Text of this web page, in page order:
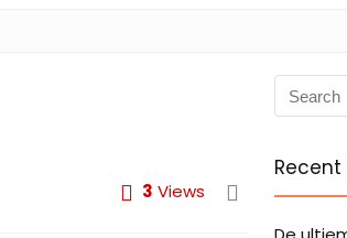
3 Views
Recent